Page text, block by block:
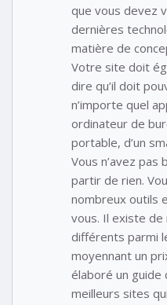
que vous devez
dernières
matière de
Votre site doit
dire qu’il doit
n’importe quel
ordinateur de
portable, d’un
Vous n’avez
partir de rien.
nombreux outils
vous. Il existe
différents parmi
moyennant un
élaboré un guide
meilleurs sites